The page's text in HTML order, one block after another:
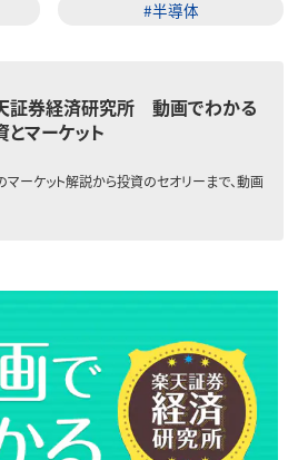
#半導体
証券経済研究所 動画でわかる
とマーケット
ーケット解説から投資のセオリーまで、動画